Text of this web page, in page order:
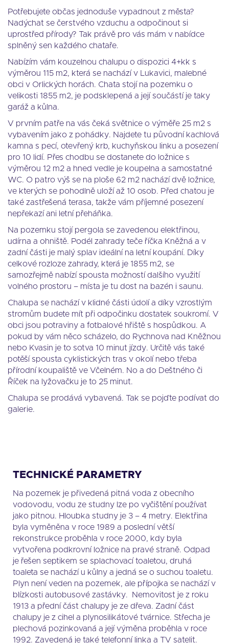
Potřebujete občas jednoduše vypadnout z města?
Nadýchat se čerstvého vzduchu a odpočinout si
uprostřed přírody? Tak právě pro vás mám v nabídce
splněný sen každého chataře.
Nabízím vám kouzelnou chalupu o dispozici 4+kk s
výměrou 115 m2, která se nachází v Lukavici, malebné
obci v Orlických horách. Chata stojí na pozemku o
velikosti 1855 m2, je podsklepená a její součástí je taky
garáž a kůlna.
V prvním patře na vás čeká světnice o výměře 25 m2 s
vybavením jako z pohádky. Najdete tu původní kachlová
kamna s pecí, otevřený krb, kuchyňskou linku a posezení
pro 10 lidí. Přes chodbu se dostanete do ložnice s
výměrou 12 m2 a hned vedle je koupelna a samostatné
WC. O patro výš se na ploše 62 m2 nachází dvě ložnice,
ve kterých se pohodlně uloží až 10 osob. Před chatou je
také zastřešená terasa, takže vám příjemné posezení
nepřekazí ani letní přeháňka.
Na pozemku stojí pergola se zavedenou elektřinou,
udírna a ohniště. Podél zahrady teče říčka Kněžná a v
zadní části je malý splav ideální na letní koupání. Díky
celkové rozloze zahrady, která je 1855 m2, se
samozřejmě nabízí spousta možností dalšího využití
volného prostoru – místa je tu dost na bazén i saunu.
Chalupa se nachází v klidné části údolí a díky vzrostlým
stromům budete mít při odpočinku dostatek soukromí. V
obci jsou potraviny a fotbalové hřiště s hospůdkou. A
pokud by vám něco scházelo, do Rychnova nad Kněžnou
nebo Kvasin je to sotva 10 minut jízdy. Určitě vás také
potěší spousta cyklistických tras v okolí nebo třeba
přírodní koupaliště ve Včelném. No a do Deštného či
Říček na lyžovačku je to 25 minut.
Chalupa se prodává vybavená. Tak se pojďte podívat do
galerie.
TECHNICKÉ PARAMETRY
Na pozemek je přivedená pitná voda z obecního
vodovodu, vodu ze studny lze po vyčištění používat
jako pitnou. Hloubka studny je 3 – 4 metry. Elektřina
byla vyměněna v roce 1989 a poslední větší
rekonstrukce proběhla v roce 2000, kdy byla
vytvořena podkrovní ložnice na pravé straně. Odpad
je řešen septikem se splachovací toaletou, druhá
toaleta se nachází u kůlny a jedná se o suchou toaletu.
Plyn není veden na pozemek, ale přípojka se nachází v
blízkosti autobusové zastávky. Nemovitost je z roku
1913 a přední část chalupy je ze dřeva. Zadní část
chalupy je z cihel a plynosilikátové tvárnice. Střecha je
plechová pozinkovaná a její výměna proběhla v roce
1992. Zavedená je také telefonní linka a TV satelit.